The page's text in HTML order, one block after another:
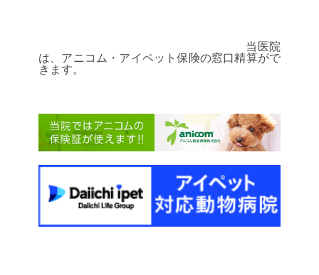
当医院
は、アニコム・アイペット保険の窓口精算がで
きます。